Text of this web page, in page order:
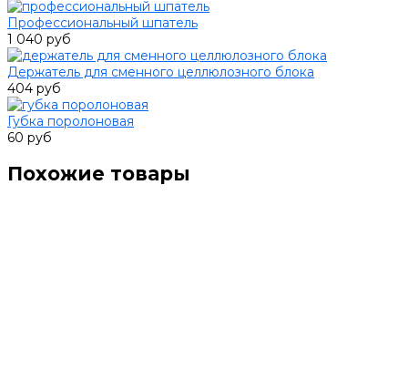
Профессиональный шпатель
1 040 руб
Держатель для сменного целлюлозного блока
404 руб
Губка поролоновая
60 руб
Похожие товары